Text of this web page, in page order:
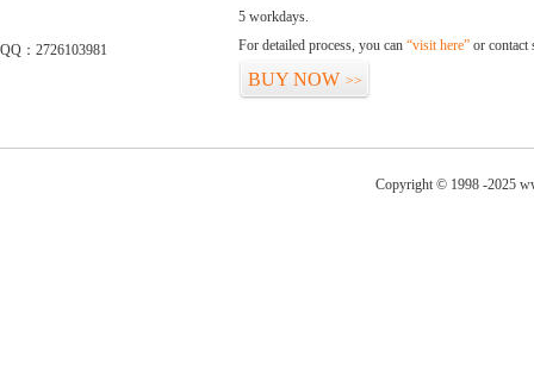
QQ：2726103981
5 workdays.
For detailed process, you can “visit here” or contact
BUY NOW >>
Copyright © 1998 -2025